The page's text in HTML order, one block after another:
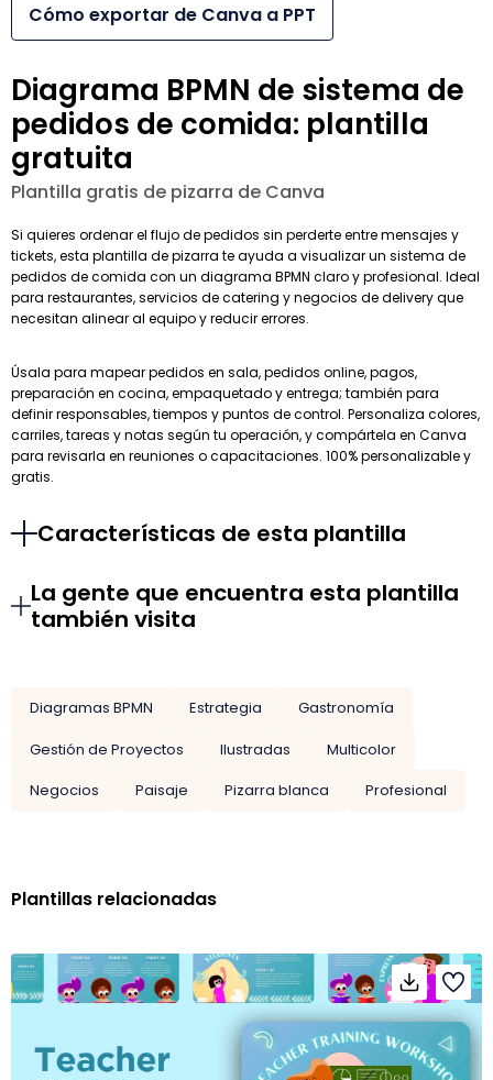
Cómo exportar de Canva a PPT
Diagrama BPMN de sistema de
pedidos de comida: plantilla
gratuita
Plantilla gratis de pizarra de Canva
Si quieres ordenar el flujo de pedidos sin perderte entre mensajes y
tickets, esta plantilla de pizarra te ayuda a visualizar un sistema de
pedidos de comida con un diagrama BPMN claro y profesional. Ideal
para restaurantes, servicios de catering y negocios de delivery que
necesitan alinear al equipo y reducir errores.
Úsala para mapear pedidos en sala, pedidos online, pagos,
preparación en cocina, empaquetado y entrega; también para
definir responsables, tiempos y puntos de control. Personaliza colores,
carriles, tareas y notas según tu operación, y compártela en Canva
para revisarla en reuniones o capacitaciones. 100% personalizable y
gratis.
Características de esta plantilla
La gente que encuentra esta plantilla
también visita
Diagramas BPMN Estrategia
Gastronomía
Gestión de Proyectos
Ilustradas
Multicolor
Negocios
Paisaje Pizarra blanca Profesional
Plantillas relacionadas